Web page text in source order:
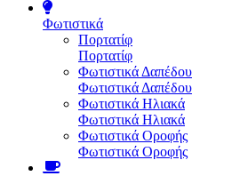
Φωτιστικά
Πορτατίφ
Πορτατίφ
Φωτιστικά Δαπέδου
Φωτιστικά Δαπέδου
Φωτιστικά Ηλιακά
Φωτιστικά Ηλιακά
Φωτιστικά Οροφής
Φωτιστικά Οροφής